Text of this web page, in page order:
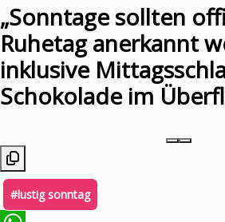
„Sonntage sollten
Ruhetag anerkannt
inklusive
Schokolade im
#lustig sonntag